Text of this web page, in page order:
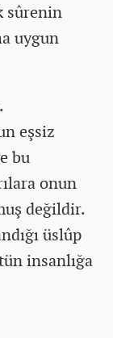
sûrenin
uygun
eşsiz
bu
onun
değildir.
üslûp
insanlığa